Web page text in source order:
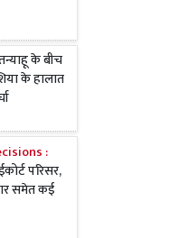
के बीच
के हालात
:
परिसर,
समेत कई